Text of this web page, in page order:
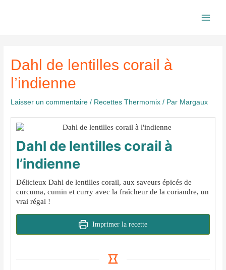
Dahl de lentilles corail à
l’indienne
Laisser un commentaire / Recettes Thermomix / Par Margaux
Dahl de lentilles corail à
l’indienne
Délicieux Dahl de lentilles corail, aux saveurs épicés de
curcuma, cumin et curry avec la fraîcheur de la coriandre, un
vrai régal !
Imprimer la recette